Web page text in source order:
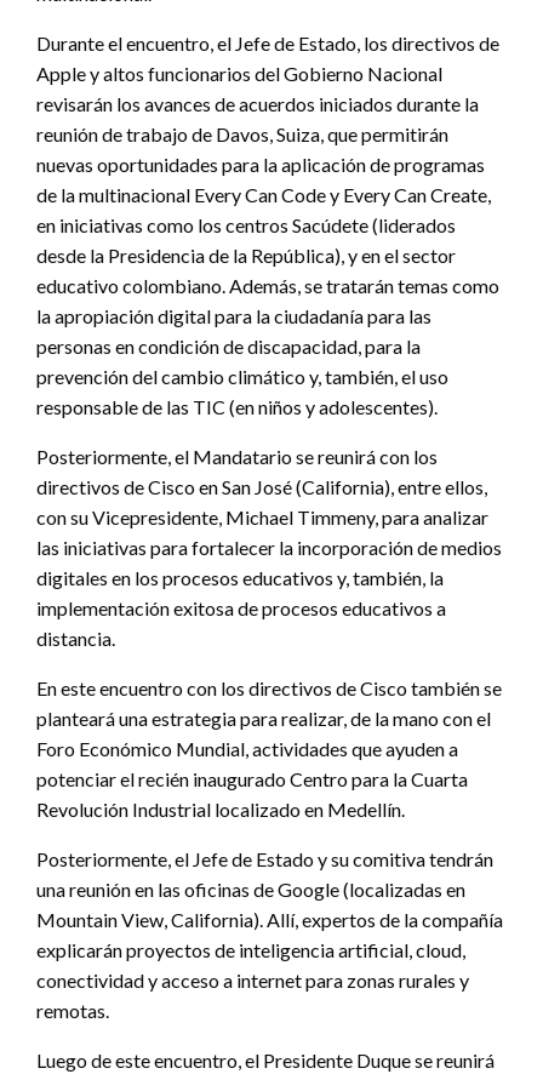
Durante el encuentro, el Jefe de Estado, los directivos de
Apple y altos funcionarios del Gobierno Nacional
revisarán los avances de acuerdos iniciados durante la
reunión de trabajo de Davos, Suiza, que permitirán
nuevas oportunidades para la aplicación de programas
de la multinacional Every Can Code y Every Can Create,
en iniciativas como los centros Sacúdete (liderados
desde la Presidencia de la República), y en el sector
educativo colombiano. Además, se tratarán temas como
la apropiación digital para la ciudadanía para las
personas en condición de discapacidad, para la
prevención del cambio climático y, también, el uso
responsable de las TIC (en niños y adolescentes).
Posteriormente, el Mandatario se reunirá con los
directivos de Cisco en San José (California), entre ellos,
con su Vicepresidente, Michael Timmeny, para analizar
las iniciativas para fortalecer la incorporación de medios
digitales en los procesos educativos y, también, la
implementación exitosa de procesos educativos a
distancia.
En este encuentro con los directivos de Cisco también se
planteará una estrategia para realizar, de la mano con el
Foro Económico Mundial, actividades que ayuden a
potenciar el recién inaugurado Centro para la Cuarta
Revolución Industrial localizado en Medellín.
Posteriormente, el Jefe de Estado y su comitiva tendrán
una reunión en las oficinas de Google (localizadas en
Mountain View, California). Allí, expertos de la compañía
explicarán proyectos de inteligencia artificial, cloud,
conectividad y acceso a internet para zonas rurales y
remotas.
Luego de este encuentro, el Presidente Duque se reunirá